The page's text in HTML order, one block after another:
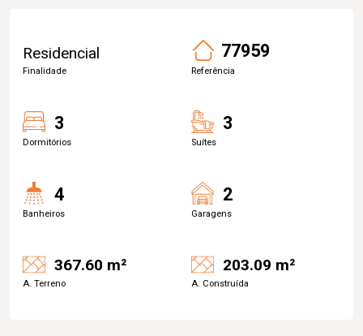
Residencial
Finalidade
77959
Referência
3
Dormitórios
3
Suítes
4
Banheiros
2
Garagens
367.60 m²
A. Terreno
203.09 m²
A. Construída